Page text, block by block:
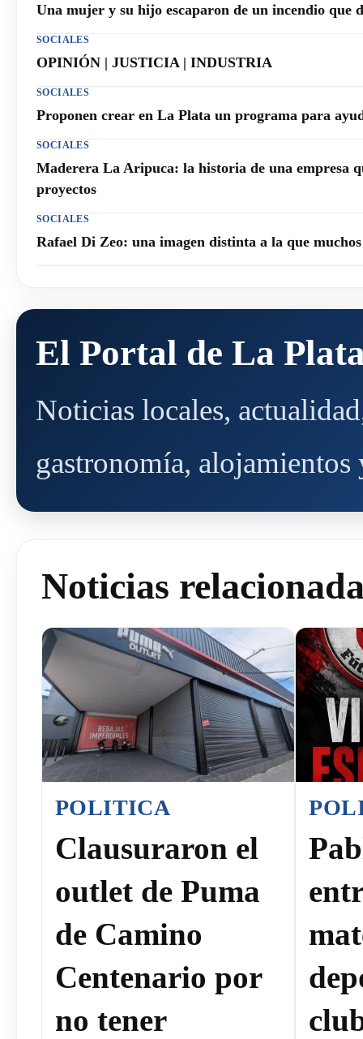
Una mujer y su hijo escaparon de un incendio que
SOCIALES
OPINIÓN | JUSTICIA | INDUSTRIA
SOCIALES
Proponen crear en La Plata un programa para
SOCIALES
Maderera La Aripuca: la historia de una empresa
proyectos
SOCIALES
Rafael Di Zeo: una imagen distinta a la que
El Portal de La
Noticias locales,
gastronomía,
Noticias
POLITICA
Clausuraron el
outlet de Puma
de Camino
Centenario por
no tener